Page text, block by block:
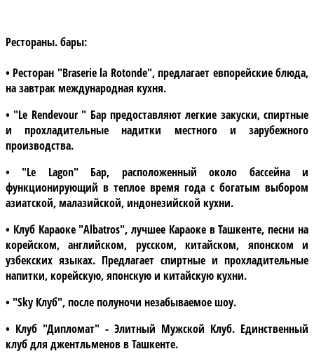
Рестораны. бары:
• Ресторан "Braserie la Rotonde", предлагает евпорейские блюда,
на завтрак международная кухня.
• "Le Rendevour " Бар предоставляют легкие закуски, спиртные
и прохладительные надитки местного и зарубежного
производства.
• "Le Lagon" Бар, расположенный около бассейна и
функционирующий в теплое время года с богатым выбором
азиатской, малазийской, индонезийской кухни.
• Клуб Караоке "Albatros", лучшее Караоке в Ташкенте, песни на
корейском, английском, русском, китайском, японском и
узбекских языках. Предлагает спиртные и прохладительные
напитки, корейскую, японскую и китайскую кухни.
• "Sky Клуб", после полуночи незабываемое шоу.
• Клуб "Дипломат" - Элитный Мужской Клуб. Единственный
клуб для джентльменов в Ташкенте.